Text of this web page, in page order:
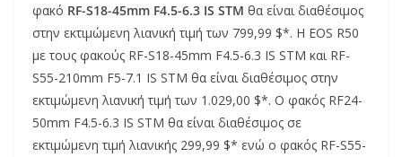
φακό RF-S18-45mm F4.5-6.3 IS STM θα είναι διαθέσιμος
στην εκτιμώμενη λιανική τιμή των 799,99 $*. Η EOS R50
με τους φακούς RF-S18-45mm F4.5-6.3 IS STM και RF-
S55-210mm F5-7.1 IS STM θα είναι διαθέσιμος στην
εκτιμώμενη λιανική τιμή των 1.029,00 $*. Ο φακός RF24-
50mm F4.5-6.3 IS STM θα είναι διαθέσιμος σε
εκτιμώμενη τιμή λιανικής 299,99 $* ενώ ο φακός RF-S55-